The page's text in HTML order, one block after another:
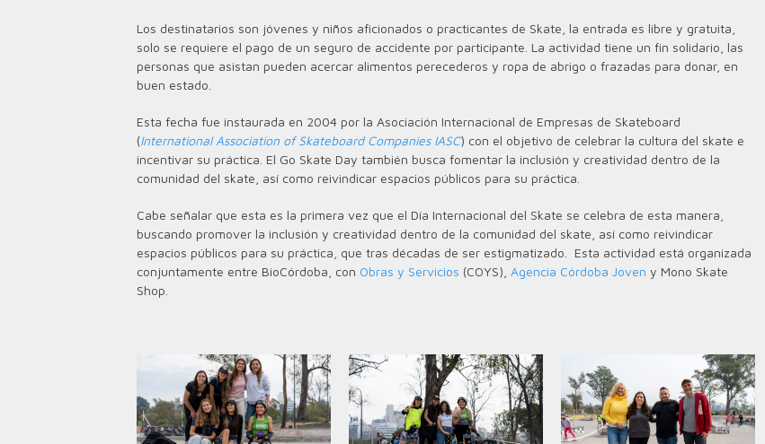
Los destinatarios son jóvenes y niños aficionados o practicantes de Skate, la entrada es libre y gratuita,
solo se requiere el pago de un seguro de accidente por participante. La actividad tiene un fin solidario, las
personas que asistan pueden acercar alimentos perecederos y ropa de abrigo o frazadas para donar, en
buen estado.
Esta fecha fue instaurada en 2004 por la Asociación Internacional de Empresas de Skateboard
(International Association of Skateboard Companies IASC) con el objetivo de celebrar la cultura del skate e
incentivar su práctica. El Go Skate Day también busca fomentar la inclusión y creatividad dentro de la
comunidad del skate, así como reivindicar espacios públicos para su práctica.
Cabe señalar que esta es la primera vez que el Día Internacional del Skate se celebra de esta manera,
buscando promover la inclusión y creatividad dentro de la comunidad del skate, así como reivindicar
espacios públicos para su práctica, que tras décadas de ser estigmatizado. Esta actividad está organizada
conjuntamente entre BioCórdoba, con Obras y Servicios (COYS), Agencia Córdoba Joven y Mono Skate
Shop.